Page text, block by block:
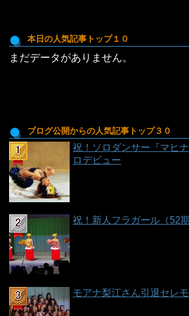
投
稿
一
本日の人気記事トップ１０
まだデータがありません。
ブログ公開からの人気記事トップ３０
祝！ソロダンサー『マヒ
ロデビュー
祝！新人フラガール（52
モアナ梨江さん引退セレ